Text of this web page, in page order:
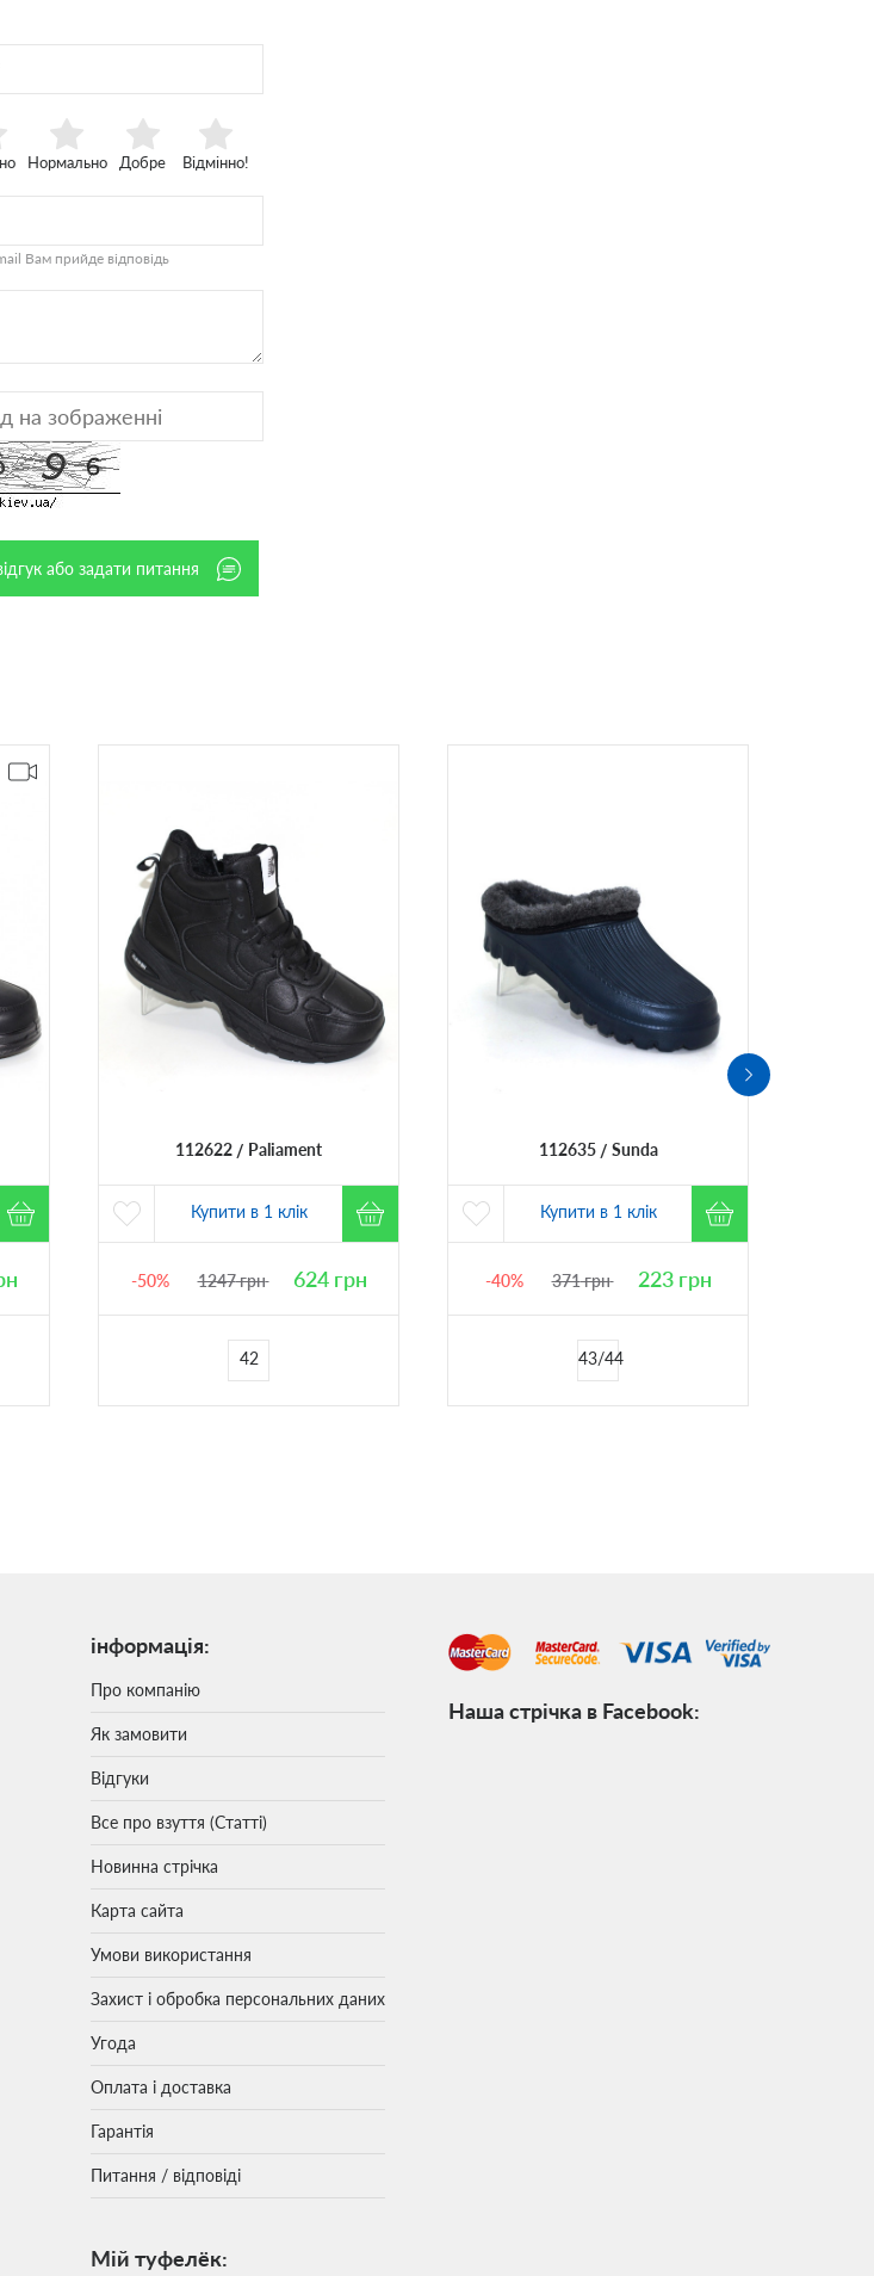
Нормально Добре Відмінно!
Вам прийде відповідь
або задати питання
112622 Paliament
Купити в 1 клік
-50% 1247грн 624грн
42
112635 Sunda
Купити в 1 клік
-40% 371грн 223грн
43/44
інформація:
Про компанію
Як замовити
Відгуки
Все про взуття (Статті)
Новинна стрічка
Карта сайта
Умови використання
Захист і обробка персональних даних
Угода
Оплата і доставка
Гарантія
Питання / відповіді
Мій туфелёк:
Наша стрічка в Facebook: